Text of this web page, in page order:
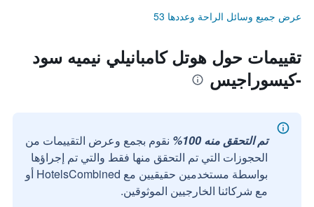
عرض جميع وسائل الراحة وعددها 53
تقييمات حول هوتل كامبانيلي نيميه سود
-كيسوراجيس
تم التحقق منه 100%
نقوم بجمع وعرض التقييمات من
الحجوزات التي تم التحقق منها فقط والتي تم إجراؤها
بواسطة مستخدمين حقيقيين مع HotelsCombined أو
مع شركائنا الخارجيين الموثوقين.